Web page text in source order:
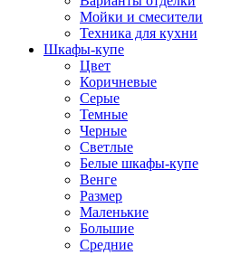
Мойки и смесители
Техника для кухни
Шкафы-купе
Цвет
Коричневые
Серые
Темные
Черные
Светлые
Белые шкафы-купе
Венге
Размер
Маленькие
Большие
Средние